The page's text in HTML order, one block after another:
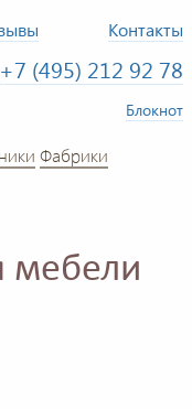
Контакты
+7 (495) 212 92 78
Блокнот
Фабрики
мебели